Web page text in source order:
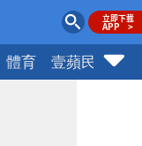
體育 壹蘋民調